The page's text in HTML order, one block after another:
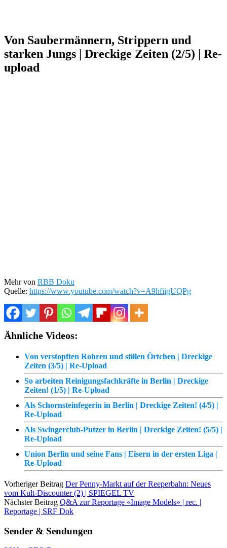
Von Saubermännern, Strippern und
starken Jungs | Dreckige Zeiten (2/5) | Re-
upload
Mehr von RBB Doku
Quelle: https://www.youtube.com/watch?v=A9hfiigUQPg
Ähnliche Videos:
Von verstopften Rohren und stillen Örtchen | Dreckige
Zeiten (3/5) | Re-Upload
So arbeiten Reinigungsfachkräfte in Berlin | Dreckige
Zeiten! (1/5) | Re-Upload
Als Schornsteinfegerin in Berlin | Dreckige Zeiten! (4/5) |
Re-Upload
Als Swingerclub-Putzer in Berlin | Dreckige Zeiten! (5/5) |
Re-Upload
Union Berlin und seine Fans | Eisern in der ersten Liga |
Re-Upload
Vorheriger Beitrag Der Penny-Markt auf der Reeperbahn: Neues
vom Kult-Discounter (2) | SPIEGEL TV
Nächster Beitrag Q&A zur Reportage «Image Models» | rec. |
Reportage | SRF Dok
Sender & Sendungen